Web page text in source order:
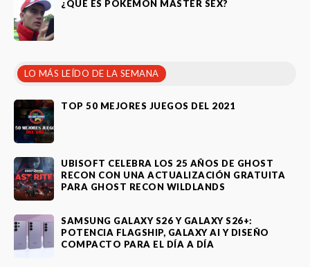
¿QUÉ ES POKÉMON MASTER SEX?
LO MÁS LEÍDO DE LA SEMANA
TOP 50 MEJORES JUEGOS DEL 2021
UBISOFT CELEBRA LOS 25 AÑOS DE GHOST
RECON CON UNA ACTUALIZACIÓN GRATUITA
PARA GHOST RECON WILDLANDS
SAMSUNG GALAXY S26 Y GALAXY S26+:
POTENCIA FLAGSHIP, GALAXY AI Y DISEÑO
COMPACTO PARA EL DÍA A DÍA